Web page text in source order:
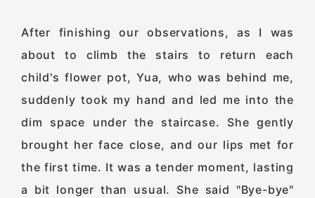
After finishing our observations, as I was
about to climb the stairs to return each
child's flower pot, Yua, who was behind me,
suddenly took my hand and led me into the
dim space under the staircase. She gently
brought her face close, and our lips met for
the first time. It was a tender moment, lasting
a bit longer than usual. She said "Bye-bye"